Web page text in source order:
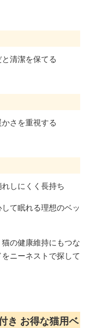
清潔を保てる
さを重視する
しにくく長持ち
て眠れる理想のベッ
の健康維持にもつな
ニーネストで探して
き お得な猫用ベ